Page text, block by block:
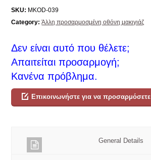
SKU: MKOD-039
Category: Άλλη προσαρμοσμένη οθόνη μακιγιάζ
Δεν είναι αυτό που θέλετε;
Απαιτείται προσαρμογή;
Κανένα πρόβλημα.
Επικοινωνήστε για να προσαρμόσετε
General Details